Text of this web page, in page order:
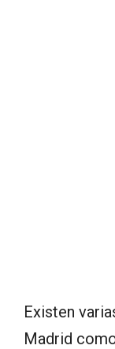
Existen
Madrid